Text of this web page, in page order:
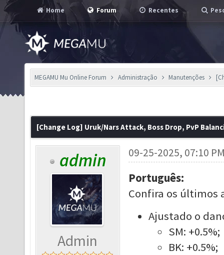
Home Forum Recentes
MEGAMU Mu Online Forum Administração Manutenções
[Change Log] Uruk/Nars Attack, Boss Drop, PvP
admin
Admin
09-25-2025, 07:10
Português:
Confira os últimos
Ajustado o
SM: +0.5%;
BK: +0.5%;